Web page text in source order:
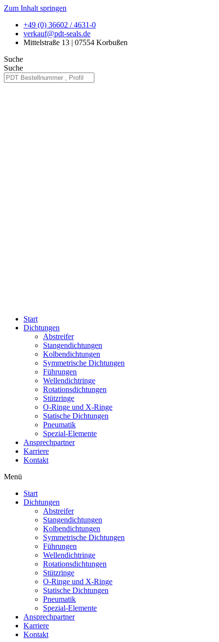
Zum Inhalt springen
+49 (0) 36602 / 4631-0
verkauf@pdt-seals.de
Mittelstraße 13 | 07554 Korbußen
Suche
Suche
Start
Dichtungen
Abstreifer
Stangendichtungen
Kolbendichtungen
Symmetrische Dichtungen
Führungen
Wellendichtringe
Rotationsdichtungen
Stützringe
O-Ringe und X-Ringe
Statische Dichtungen
Pneumatik
Spezial-Elemente
Ansprechpartner
Karriere
Kontakt
Menü
Start
Dichtungen
Abstreifer
Stangendichtungen
Kolbendichtungen
Symmetrische Dichtungen
Führungen
Wellendichtringe
Rotationsdichtungen
Stützringe
O-Ringe und X-Ringe
Statische Dichtungen
Pneumatik
Spezial-Elemente
Ansprechpartner
Karriere
Kontakt